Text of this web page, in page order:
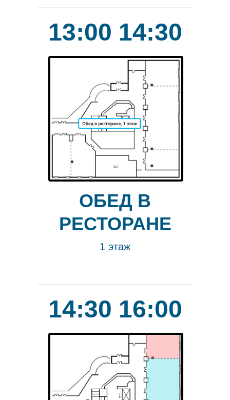
13:00 14:30
14:30 16:00
ОБЕД В
РЕСТОРАНЕ
1 этаж